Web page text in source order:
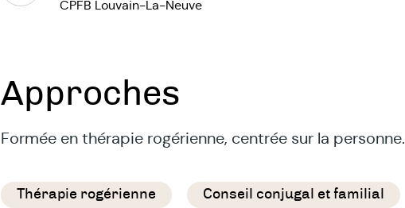
CPFB Louvain-La-Neuve
Approches
Formée en thérapie rogérienne, centrée sur la personne.
Thérapie rogérienne Conseil conjugal et familial